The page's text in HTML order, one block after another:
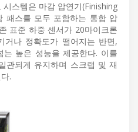
스템은 마감 압연기(Finishing
패스를 모두 포함하는 통합 압
표준 하중 센서가 20마이크론
거나 정확도가 떨어지는 반면,
높은 성능을 제공한다. 이를
관되게 유지하며 스크랩 및 재
.